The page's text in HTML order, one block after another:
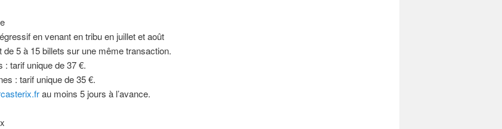
en venant en tribu en juillet et août
de 5 à 15 billets sur une même transaction.
: tarif unique de 37 €.
: tarif unique de 35 €.
au moins 5 jours à l’avance.